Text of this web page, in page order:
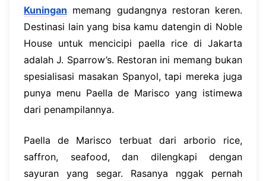
Kuningan memang gudangnya restoran keren.
Destinasi lain yang bisa kamu datengin di Noble
House untuk mencicipi paella rice di Jakarta
adalah J. Sparrow’s. Restoran ini memang bukan
spesialisasi masakan Spanyol, tapi mereka juga
punya menu Paella de Marisco yang istimewa
dari penampilannya.
Paella de Marisco terbuat dari arborio rice,
saffron, seafood, dan dilengkapi dengan
sayuran yang segar. Rasanya nggak pernah